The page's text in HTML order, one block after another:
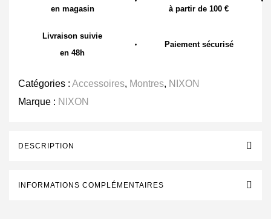
en magasin
à partir de 100 €
Livraison suivie
en 48h
Paiement sécurisé
Catégories : Accessoires, Montres, NIXON
Marque : NIXON
DESCRIPTION
INFORMATIONS COMPLÉMENTAIRES